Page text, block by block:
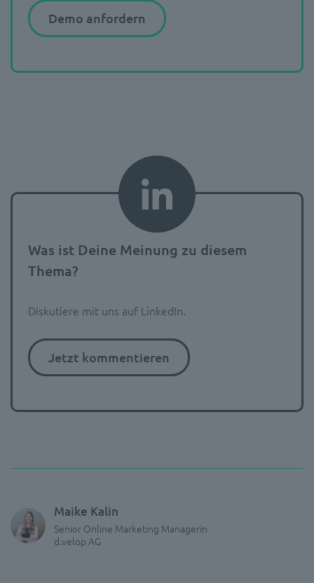
Demo anfordern
Was ist Deine Meinung zu diesem
Thema?
Diskutiere mit uns auf LinkedIn.
Jetzt kommentieren
Maike Kalin
Senior Online Marketing Managerin
d.velop AG